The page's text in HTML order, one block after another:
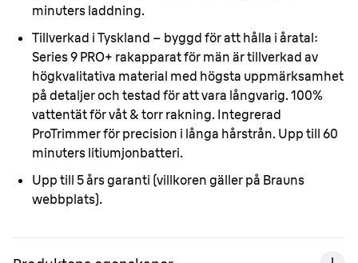
minuters laddning.
Tillverkad i Tyskland – byggd för att hålla i åratal:
Series 9 PRO+ rakapparat för män är tillverkad av
högkvalitativa material med högsta uppmärksamhet
på detaljer och testad för att vara långvarig. 100%
vattentät för våt & torr rakning. Integrerad
ProTrimmer för precision i långa hårstrån. Upp till 60
minuters litiumjonbatteri.
Upp till 5 års garanti (villkoren gäller på Brauns
webbplats).